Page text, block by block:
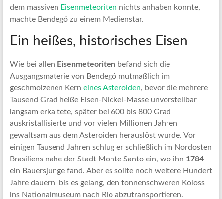
dem massiven Eisenmeteoriten nichts anhaben konnte,
machte Bendegó zu einem Medienstar.
Ein heißes, historisches Eisen
Wie bei allen Eisenmeteoriten befand sich die
Ausgangsmaterie von Bendegó mutmaßlich im
geschmolzenen Kern eines Asteroiden, bevor die mehrere
Tausend Grad heiße Eisen-Nickel-Masse unvorstellbar
langsam erkaltete, später bei 600 bis 800 Grad
auskristallisierte und vor vielen Millionen Jahren
gewaltsam aus dem Asteroiden herauslöst wurde. Vor
einigen Tausend Jahren schlug er schließlich im Nordosten
Brasiliens nahe der Stadt Monte Santo ein, wo ihn 1784
ein Bauersjunge fand. Aber es sollte noch weitere Hundert
Jahre dauern, bis es gelang, den tonnenschweren Koloss
ins Nationalmuseum nach Rio abzutransportieren.